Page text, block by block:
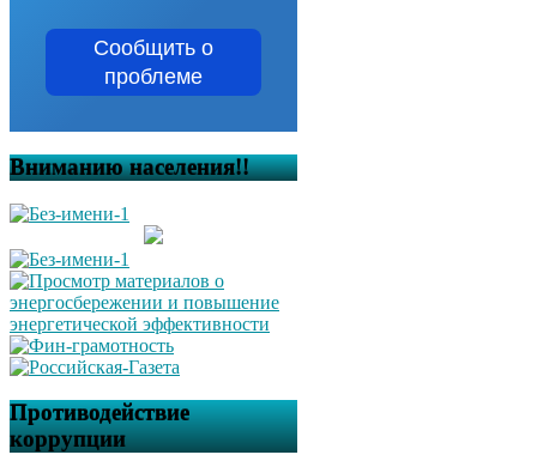
Сообщить о
проблеме
Вниманию населения!!
Противодействие
коррупции